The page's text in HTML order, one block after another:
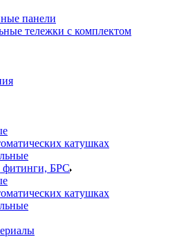
панели
тележки с комплектом
катушках
БРС
катушках